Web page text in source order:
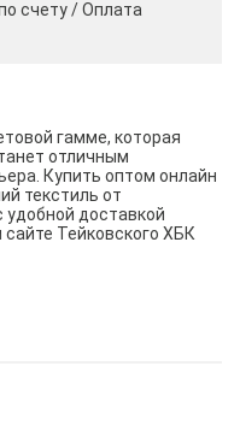
счету /Оплата
гамме, которая
отличным
Купить оптом онлайн
текстиль от
удобной доставкой
Тейковского ХБК